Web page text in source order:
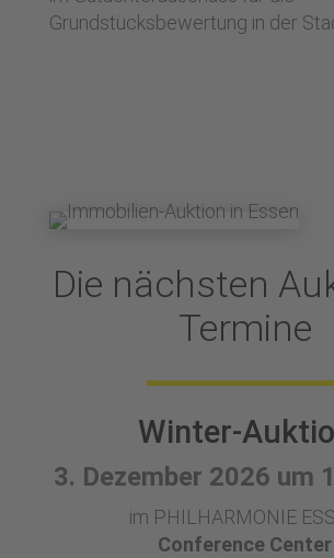
Grundstücksbewertung in der
Die nächsten
Termine
Winter-
3. Dezember 2026 um
im PHILHARMONIE
Conference Center